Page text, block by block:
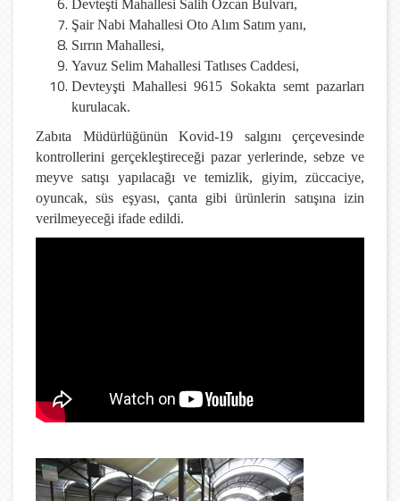
Devteşti Mahallesi Salih Özcan Bulvarı,
Şair Nabi Mahallesi Oto Alım Satım yanı,
Sırrın Mahallesi,
Yavuz Selim Mahallesi Tatlıses Caddesi,
Devteyşti Mahallesi 9615 Sokakta semt pazarları
kurulacak.
Zabıta Müdürlüğünün Kovid-19 salgını çerçevesinde
kontrollerini gerçekleştireceği pazar yerlerinde, sebze ve
meyve satışı yapılacağı ve temizlik, giyim, züccaciye,
oyuncak, süs eşyası, çanta gibi ürünlerin satışına izin
verilmeyeceği ifade edildi.